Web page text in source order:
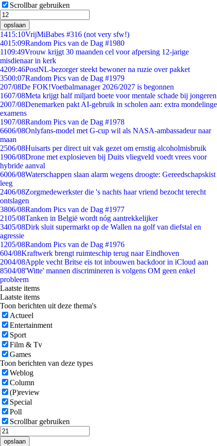
Scrollbar gebruiken
opslaan
1415:10VrijMiBabes #316 (not very sfw!)
4015:09Random Pics van de Dag #1980
1109:49Vrouw krijgt 30 maanden cel voor afpersing 12-jarige
misdienaar in kerk
4209:46PostNL-bezorger steekt bewoner na ruzie over pakket
3500:07Random Pics van de Dag #1979
207/08De FOK!Voetbalmanager 2026/2027 is begonnen
1607/08Meta krijgt half miljard boete voor mentale schade bij jongeren
2007/08Denemarken pakt AI-gebruik in scholen aan: extra mondelinge
examens
1907/08Random Pics van de Dag #1978
6606/08Onlyfans-model met G-cup wil als NASA-ambassadeur naar
maan
2506/08Huisarts per direct uit vak gezet om ernstig alcoholmisbruik
1906/08Drone met explosieven bij Duits vliegveld voedt vrees voor
hybride aanval
6006/08Waterschappen slaan alarm wegens droogte: Gereedschapskist
leeg
2406/08Zorgmedewerkster die 's nachts haar vriend bezocht terecht
ontslagen
3806/08Random Pics van de Dag #1977
2105/08Tanken in België wordt nóg aantrekkelijker
3405/08Dirk sluit supermarkt op de Wallen na golf van diefstal en
agressie
1205/08Random Pics van de Dag #1976
604/08Kraftwerk brengt ruimteschip terug naar Eindhoven
2004/08Apple vecht Britse eis tot inbouwen backdoor in iCloud aan
8504/08'Witte' mannen discrimineren is volgens OM geen enkel
probleem
Laatste items
Laatste items
Toon berichten uit deze thema's
Actueel
Entertainment
Sport
Film & Tv
Games
Toon berichten van deze types
Weblog
Column
(P)review
Special
Poll
Scrollbar gebruiken
opslaan